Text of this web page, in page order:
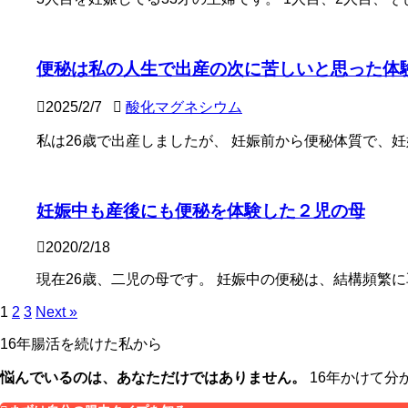
便秘は私の人生で出産の次に苦しいと思った体
2025/2/7 酸化マグネシウム
私は26歳で出産しましたが、 妊娠前から便秘体質で、
妊娠中も産後にも便秘を体験した２児の母
2020/2/18
現在26歳、二児の母です。 妊娠中の便秘は、結構頻繁
1 2 3 Next »
16年腸活を続けた私から
悩んでいるのは、あなただけではありません。 16年かけて分